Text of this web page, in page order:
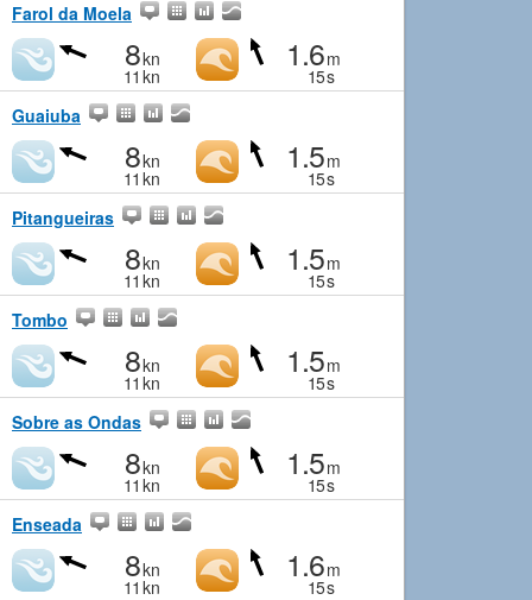
Farol da Moela
8kn
11 kn
1.6m
15s
Guaiuba
8kn
11 kn
1.5m
15s
Pitangueiras
8kn
11 kn
1.5m
15s
Tombo
8kn
11 kn
1.5m
15s
Sobre as Ondas
8kn
11 kn
1.5m
15s
Enseada
8kn
11 kn
1.6m
15s